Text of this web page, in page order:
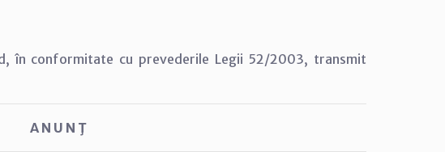
în conformitate cu prevederile Legii 52/2003, transmit
A N U N Ţ